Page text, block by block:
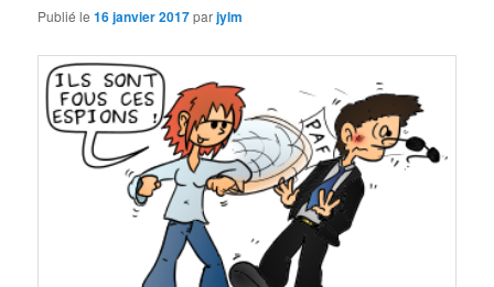
Publié le16 janvier 2017parjylm